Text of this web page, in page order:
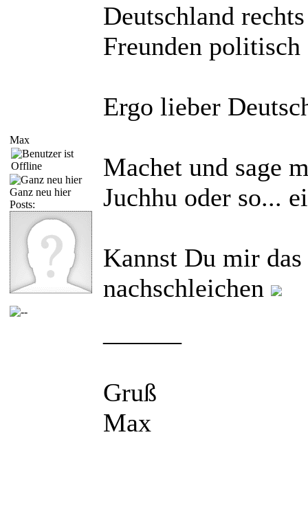
Max
Ganz neu hier
Posts:
Deutschland
Freunden politisch
Ergo lieber
Machet und sage
Juchhu oder so...
Kannst Du mir
nachschleichen
Gruß
Max